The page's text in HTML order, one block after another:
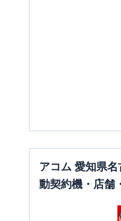
アコム 愛知県
動契約機・店舗